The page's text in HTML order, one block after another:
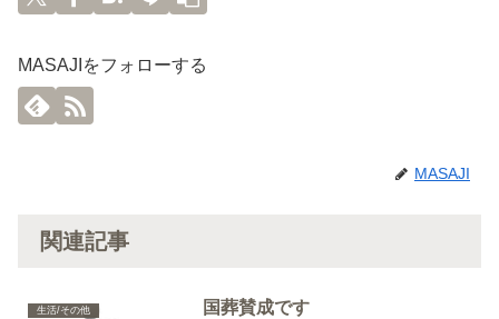
MASAJIをフォローする
MASAJI
関連記事
生活/その他 国葬賛成です